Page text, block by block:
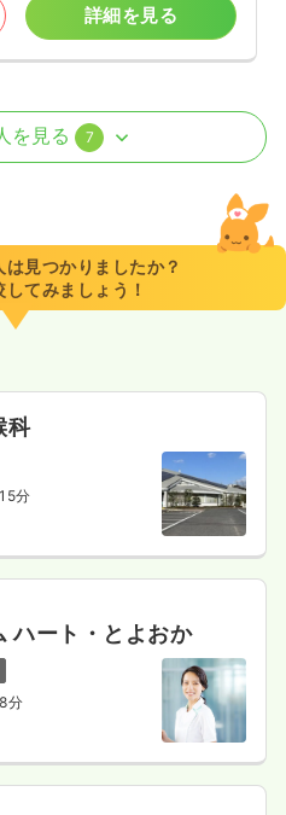
詳細を見る
ブランク可
第二新卒可
療養型病院
卒可 月給28万円以上可
詳細を見る
を見る 7
見つかりましたか？
てみましょう！
科
分
ハート・とよおか
分